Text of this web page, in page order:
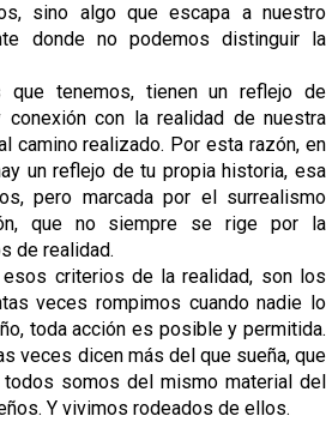
sino algo que escapa a nuestro
donde no podemos distinguir la
que tenemos, tienen un reflejo de
conexión con la realidad de nuestra
camino realizado. Por esta razón, en
un reflejo de tu propia historia, esa
pero marcada por el surrealismo
, que no siempre se rige por la
de realidad.
criterios de la realidad, son los
veces rompimos cuando nadie lo
toda acción es posible y permitida.
veces dicen más del que sueña, que
somos del mismo material del
Y vivimos rodeados de ellos.